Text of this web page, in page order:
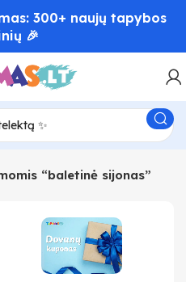
“baletinė sijonas”
300+ naujų tapybos
🎉